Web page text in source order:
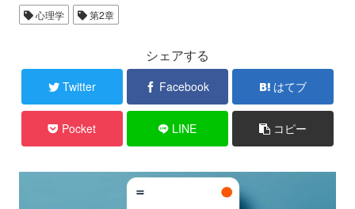
心理学 第2章
シェアする
Twitter Facebook はてブ
Pocket LINE コピー